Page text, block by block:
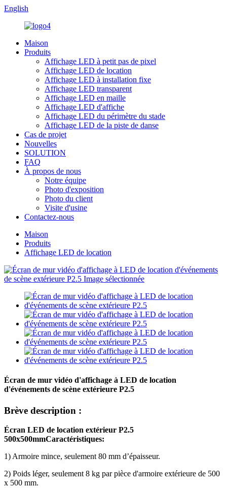
English
Maison
Produits
Affichage LED à petit pas de pixel
Affichage LED de location
Affichage LED à installation fixe
Affichage LED transparent
Affichage LED en maille
Affichage LED d'affiche
Affichage LED du périmètre du stade
Affichage LED de la piste de danse
Cas de projet
Nouvelles
SOLUTION
FAQ
À propos de nous
Notre équipe
Photo d'exposition
Photo du client
Visite d'usine
Contactez-nous
Maison
Produits
Affichage LED de location
Écran de mur vidéo d'affichage à LED de location
d'événements de scène extérieure P2.5
Brève description :
Écran LED de location extérieur P2.5
500x500mmCaractéristiques:
1) Armoire mince, seulement 80 mm d’épaisseur.
2) Poids léger, seulement 8 kg par pièce d'armoire extérieure de 500
x 500 mm.